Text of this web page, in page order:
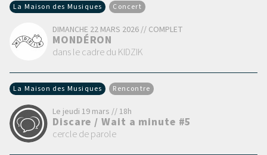
La Maison des Musiques Concert
DIMANCHE 22 MARS 2026 // COMPLET
MONDÉRON
dans le cadre du KIDZIK
La Maison des Musiques Rencontre
Le jeudi 19 mars // 18h
Discare / Wait a minute #5
cercle de parole